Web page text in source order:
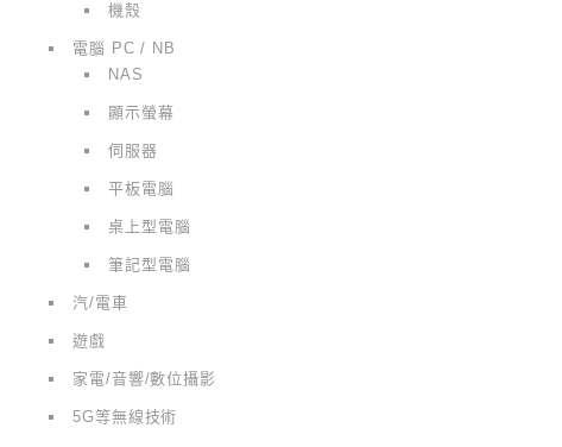
機殼
電腦 PC / NB
NAS
顯示螢幕
伺服器
平板電腦
桌上型電腦
筆記型電腦
汽/電車
遊戲
家電/音響/數位攝影
5G等無線技術